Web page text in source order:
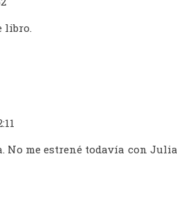
libro.
No me estrené todavía con